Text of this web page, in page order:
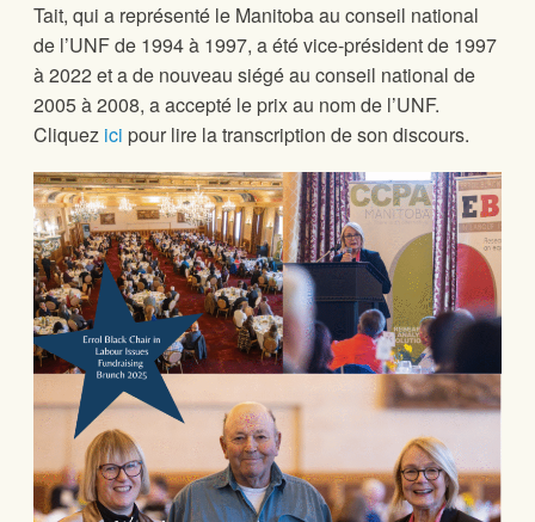
Tait, qui a représenté le Manitoba au conseil national
de l’UNF de 1994 à 1997, a été vice-président de 1997
à 2022 et a de nouveau siégé au conseil national de
2005 à 2008, a accepté le prix au nom de l’UNF.
Cliquez ici pour lire la transcription de son discours.